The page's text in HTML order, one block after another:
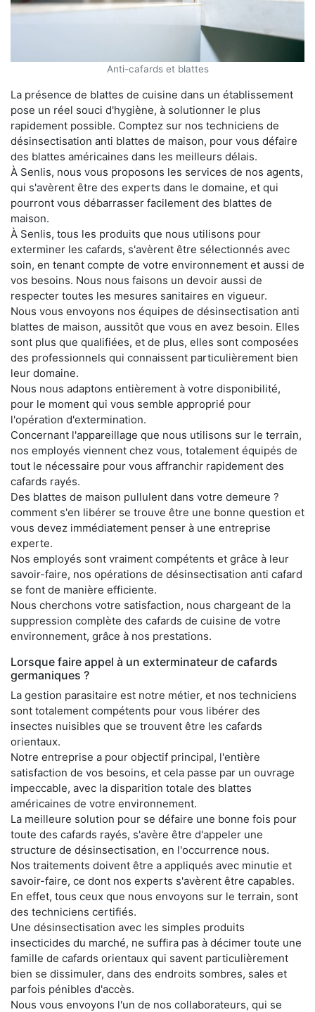
Anti-cafards et blattes
La présence de blattes de cuisine dans un établissement
pose un réel souci d'hygiène, à solutionner le plus
rapidement possible. Comptez sur nos techniciens de
désinsectisation anti blattes de maison, pour vous défaire
des blattes américaines dans les meilleurs délais.
À Senlis, nous vous proposons les services de nos agents,
qui s'avèrent être des experts dans le domaine, et qui
pourront vous débarrasser facilement des blattes de
maison.
À Senlis, tous les produits que nous utilisons pour
exterminer les cafards, s'avèrent être sélectionnés avec
soin, en tenant compte de votre environnement et aussi de
vos besoins. Nous nous faisons un devoir aussi de
respecter toutes les mesures sanitaires en vigueur.
Nous vous envoyons nos équipes de désinsectisation anti
blattes de maison, aussitôt que vous en avez besoin. Elles
sont plus que qualifiées, et de plus, elles sont composées
des professionnels qui connaissent particulièrement bien
leur domaine.
Nous nous adaptons entièrement à votre disponibilité,
pour le moment qui vous semble approprié pour
l'opération d'extermination.
Concernant l'appareillage que nous utilisons sur le terrain,
nos employés viennent chez vous, totalement équipés de
tout le nécessaire pour vous affranchir rapidement des
cafards rayés.
Des blattes de maison pullulent dans votre demeure ?
comment s'en libérer se trouve être une bonne question et
vous devez immédiatement penser à une entreprise
experte.
Nos employés sont vraiment compétents et grâce à leur
savoir-faire, nos opérations de désinsectisation anti cafard
se font de manière efficiente.
Nous cherchons votre satisfaction, nous chargeant de la
suppression complète des cafards de cuisine de votre
environnement, grâce à nos prestations.
Lorsque faire appel à un exterminateur de cafards
germaniques ?
La gestion parasitaire est notre métier, et nos techniciens
sont totalement compétents pour vous libérer des
insectes nuisibles que se trouvent être les cafards
orientaux.
Notre entreprise a pour objectif principal, l'entière
satisfaction de vos besoins, et cela passe par un ouvrage
impeccable, avec la disparition totale des blattes
américaines de votre environnement.
La meilleure solution pour se défaire une bonne fois pour
toute des cafards rayés, s'avère être d'appeler une
structure de désinsectisation, en l'occurrence nous.
Nos traitements doivent être a appliqués avec minutie et
savoir-faire, ce dont nos experts s'avèrent être capables.
En effet, tous ceux que nous envoyons sur le terrain, sont
des techniciens certifiés.
Une désinsectisation avec les simples produits
insecticides du marché, ne suffira pas à décimer toute une
famille de cafards orientaux qui savent particulièrement
bien se dissimuler, dans des endroits sombres, sales et
parfois pénibles d'accès.
Nous vous envoyons l'un de nos collaborateurs, qui se